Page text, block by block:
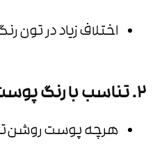
اختلاف زیاد در
2. تناسب با رنگ پوست
هرچه پوست روشن‌تر